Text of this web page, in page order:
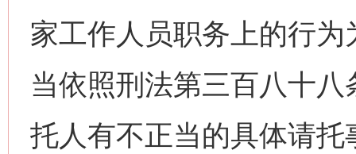
家工作人员职务上的行
当依照刑法第三百八十
托人有不正当的具体请